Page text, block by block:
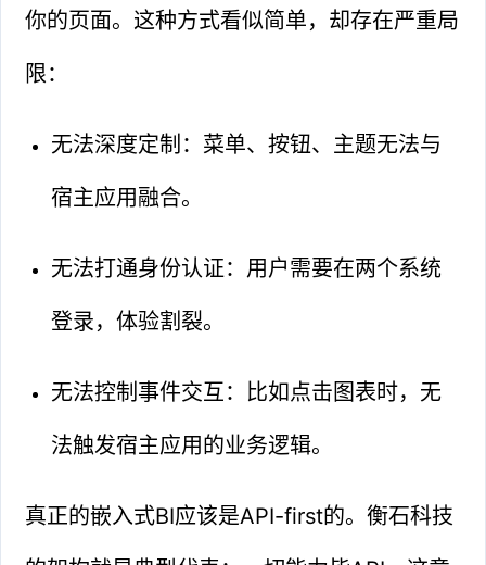
你的页面。这种方式看似简单，却存在严重局
限：
无法深度定制：菜单、按钮、主题无法与
宿主应用融合。
无法打通身份认证：用户需要在两个系统
登录，体验割裂。
无法控制事件交互：比如点击图表时，无
法触发宿主应用的业务逻辑。
真正的嵌入式BI应该是API-first的。衡石科技